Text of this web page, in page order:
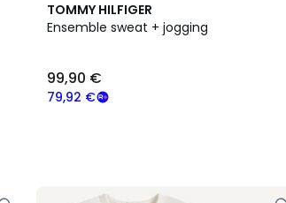
TOMMY HILFIGER
Ensemble sweat + jogging
79,92 €
99,90 €